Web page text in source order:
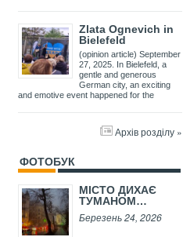
Zlata Ognevich in
Bielefeld
(opinion article) September
27, 2025. In Bielefeld, a
gentle and generous
German city, an exciting
and emotive event happened for the
Архів розділу »
ФОТОБУК
МІСТО ДИХАЄ
ТУМАНОМ…
Березень 24, 2026